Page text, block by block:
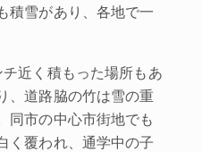
積雪があり、各地で一
近く積もった場所もあ
、道路脇の竹は雪の重
同市の中心市街地でも
く覆われ、通学中の子